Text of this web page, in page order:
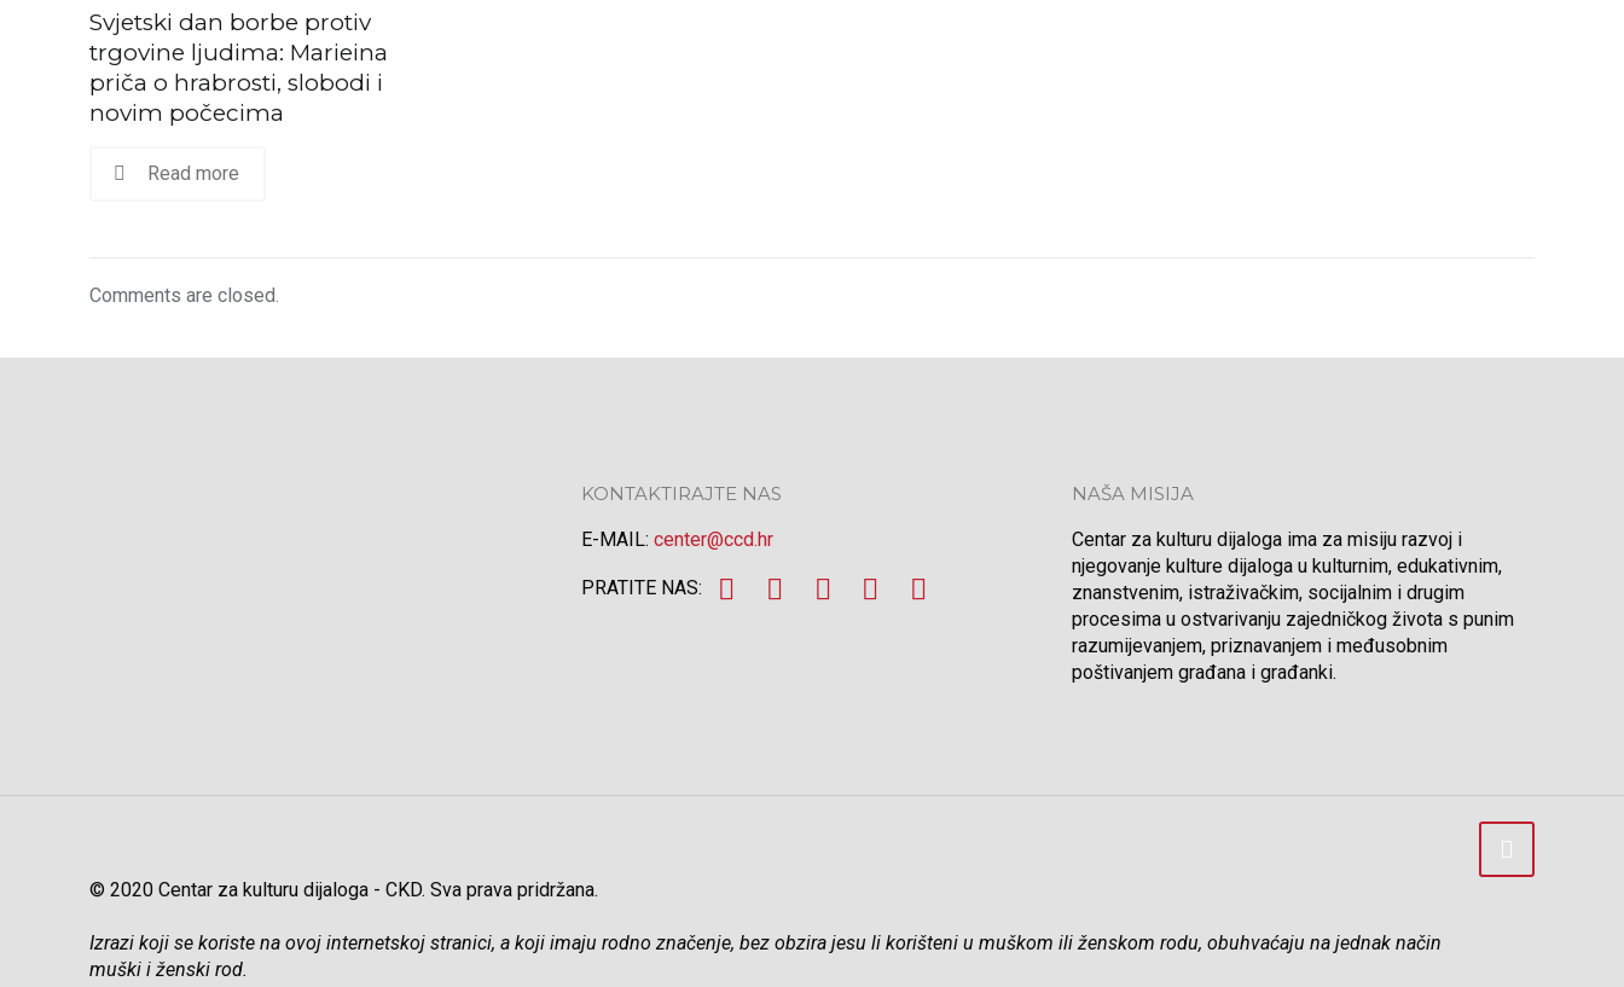
Svjetski dan borbe protiv
trgovine ljudima: Marieina
priča o hrabrosti, slobodi i
novim počecima
Read more
Comments are closed.
KONTAKTIRAJTE NAS
E-MAIL: center@ccd.hr
PRATITE NAS:
NAŠA MISIJA
Centar za kulturu dijaloga ima za misiju razvoj i
njegovanje kulture dijaloga u kulturnim, edukativnim,
znanstvenim, istraživačkim, socijalnim i drugim
procesima u ostvarivanju zajedničkog života s punim
razumijevanjem, priznavanjem i međusobnim
poštivanjem građana i građanki.
© 2020 Centar za kulturu dijaloga - CKD. Sva prava pridržana.
Izrazi koji se koriste na ovoj internetskoj stranici, a koji imaju rodno značenje, bez obzira jesu li korišteni u muškom ili ženskom rodu, obuhvaćaju na jednak način
muški i ženski rod.